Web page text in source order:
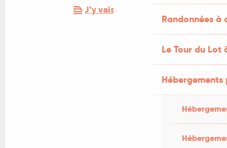
Randonnées
Le Tour du Lot
J'y vais en train !